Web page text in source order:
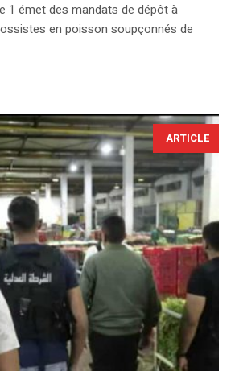
1 émet des mandats de dépôt à
en poisson soupçonnés de
ARTICLE